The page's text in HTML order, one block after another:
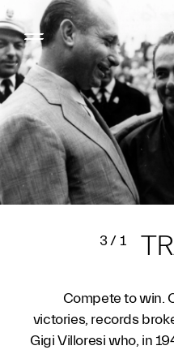
1
/
3
Compete to win.
victories, records
Gigi Villoresi who, in